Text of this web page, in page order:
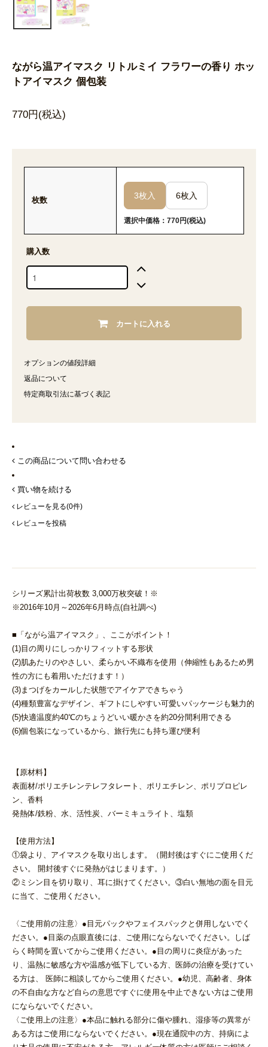
ながら温アイマスク リトルミイ フラワーの香り ホッ
トアイマスク 個包装
770円(税込)
枚数 3枚入 6枚入
選択中価格：770円(税込)
購入数
カートに入れる
オプションの値段詳細
返品について
特定商取引法に基づく表記
この商品について問い合わせる
買い物を続ける
レビューを見る(0件)
レビューを投稿
シリーズ累計出荷枚数 3,000万枚突破！※
※2016年10月～2026年6月時点(自社調べ)
■「ながら温アイマスク」、ここがポイント！
(1)目の周りにしっかりフィットする形状
(2)肌あたりのやさしい、柔らかい不織布を使用（伸縮性もあるため男
性の方にも着用いただけます！）
(3)まつげをカールした状態でアイケアできちゃう
(4)種類豊富なデザイン、ギフトにしやすい可愛いパッケージも魅力的
(5)快適温度約40℃のちょうどいい暖かさを約20分間利用できる
(6)個包装になっているから、旅行先にも持ち運び便利
【原材料】
表面材/ポリエチレンテレフタレート、ポリエチレン、ポリプロピレ
ン、香料
発熱体/鉄粉、水、活性炭、バーミキュライト、塩類
【使用方法】
①袋より、アイマスクを取り出します。（開封後はすぐにご使用くだ
さい。 開封後すぐに発熱がはじまります。）
②ミシン目を切り取り、耳に掛けてください。③白い無地の面を目元
に当て、ご使用ください。
〈ご使用前の注意〉●目元パックやフェイスパックと併用しないでく
ださい。●目薬の点眼直後には、ご使用にならないでください。しば
らく時間を置いてからご使用ください。●目の周りに炎症があった
り、温熱に敏感な方や温感が低下している方、医師の治療を受けてい
る方は、 医師に相談してからご使用ください。●幼児、高齢者、身体
の不自由な方など自らの意思ですぐに使用を中止できない方はご使用
にならないでください。
〈ご使用上の注意〉●本品に触れる部分に傷や腫れ、湿疹等の異常が
ある方はご使用にならないでください。●現在通院中の方、持病によ